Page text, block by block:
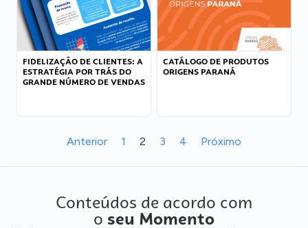
FIDELIZAÇÃO DE CLIENTES: A
ESTRATÉGIA POR TRÁS DO
GRANDE NÚMERO DE VENDAS
CATÁLOGO DE PRODUTOS
ORIGENS PARANÁ
Anterior 1 2 3 4 Próximo
Conteúdos de acordo com
o seu Momento